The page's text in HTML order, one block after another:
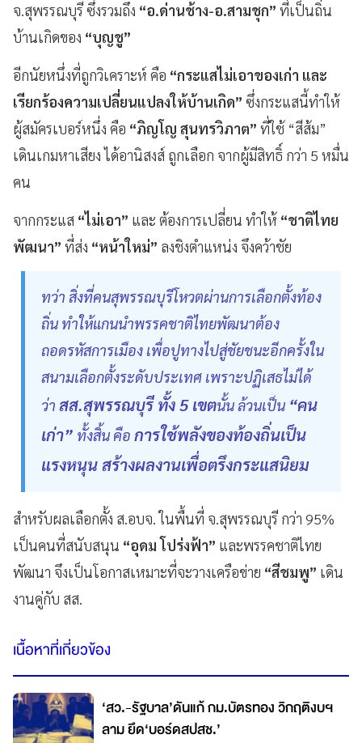
จ.สุพรรณบุรี ซึ่งรวมถึง “อ.ด่านช้าง-อ.สามชุก” ที่เป็นถิ่น
บ้านเกิดของ “บุญชู”
อีกนัยหนึ่งที่ถูกวิเคราะห์ คือ “กระแสไม่เอาของเก่า และ
เรียกร้องความเปลี่ยนแปลงให้บ้านเกิด” ซึ่งกระแสนี้ทำให้
ผู้สมัครเบอร์หนึ่ง คือ “ภิญโญ สุนทรวิภาต” ที่ใช้ “สีส้ม”
เดินเกมหาเสียง ได้อานิสงส์ ถูกเลือก จากผู้มีสิทธิ์ กว่า 5 หมื่น
คน
จากกระแส “ไม่เอา” และ ต้องการเปลี่ยน ทำให้ “ชาติไทย
พัฒนา” ที่ส่ง “หน้าใหม่” ลงชิงตำแหน่ง จึงคว้าชัย
ทว่า สิ่งที่คนสุพรรณบุรีโหวตผ่านการเลือกตั้งท้อง
ถิ่น ทำให้แกนนำพรรคชาติไทยพัฒนาต้อง
ถอดรหัสการเมือง เพื่อปูทางไปสู่ชัยชนะอีกครั้งใน
สนามเลือกตั้งระดับประเทศ เพราะปฏิเสธไม่ได้
ว่า สส.สุพรรณบุรี ทั้ง 5 เขตนั้น ล้วนเป็น “คน
เก่า” ทั้งสิ้น คือ การใช้พลังของท้องถิ่นเป็น
แรงหนุน สร้างผลงานเพื่อตรึงกระแสนิยม
สำหรับผลเลือกตั้ง ส.อบจ. ในพื้นที่ จ.สุพรรณบุรี กว่า 95%
เป็นคนที่สนับสนุน “อุดม โปร่งฟ้า” และพรรคชาติไทย
พัฒนา จึงเป็นโอกาสเหมาะที่จะวางเครือข่าย “สีชมพู” เดิน
งานคู่กับ สส.
เนื้อหาที่เกี่ยวข้อง
‘สว.-รัฐบาล’ดันแก้ กม.บัตรทอง วิกฤติงบฯ
ลาม ยึด‘บอร์ดสปสช.’